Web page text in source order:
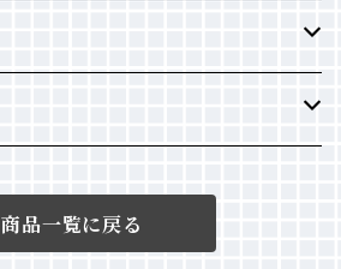
商品一覧に戻る